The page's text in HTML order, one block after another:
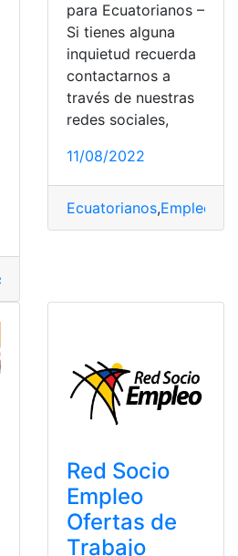
Policía Nacional
para Ecuatorianos –
Si tienes alguna
inquietud recuerda
contactarnos a
través de nuestras
redes sociales,
11/08/2022
Ecuatorianos,Empleo
Red Socio
Empleo
Ofertas de
Trabajo